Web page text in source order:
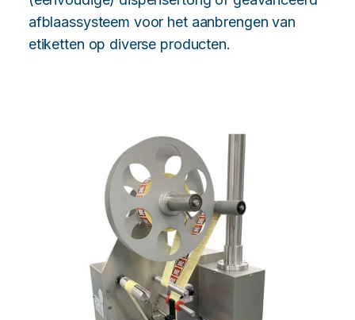
afblaassysteem voor het aanbrengen van
etiketten op diverse producten.